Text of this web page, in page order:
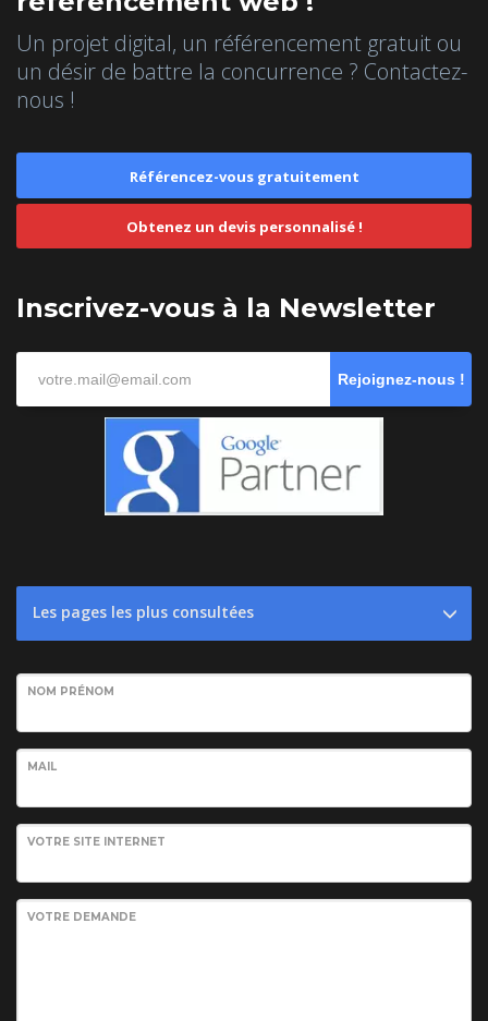
Un projet digital, un référencement gratuit ou
un désir de battre la concurrence ? Contactez-
nous !
Référencez-vous gratuitement
Obtenez un devis personnalisé !
Inscrivez-vous à la Newsletter
Rejoignez-nous !
Les pages les plus consultées
NOM PRÉNOM
MAIL
VOTRE SITE INTERNET
VOTRE DEMANDE